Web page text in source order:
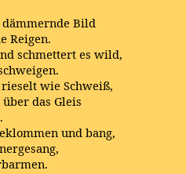
Bild
Reigen.
schmettert es wild,
wie Schweiß,
das Gleis
und bang,